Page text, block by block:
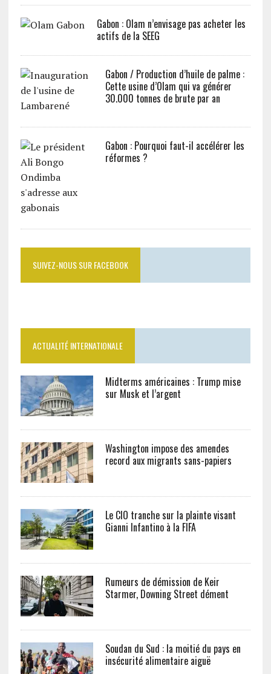
Gabon : Olam n’envisage pas acheter les
actifs de la SEEG
Gabon / Production d’huile de palme :
Cette usine d’Olam qui va générer
30.000 tonnes de brute par an
Gabon : Pourquoi faut-il accélérer les
réformes ?
SUIVEZ-NOUS SUR FACEBOOK
ACTUALITÉ INTERNATIONALE
Midterms américaines : Trump mise
sur Musk et l’argent
Washington impose des amendes
record aux migrants sans-papiers
Le CIO tranche sur la plainte visant
Gianni Infantino à la FIFA
Rumeurs de démission de Keir
Starmer, Downing Street dément
Soudan du Sud : la moitié du pays en
insécurité alimentaire aiguë